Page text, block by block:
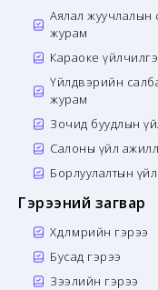
Аялал жуучлалын
журам
Караоке
Үйлдвэрийн
журам
Зочид буудлын
Салоны үйл
Борлуулалтын
Гэрээний загвар
Хөдөлмөрийн гэрээ
Бусад гэрээ
Зээлийн гэрээ